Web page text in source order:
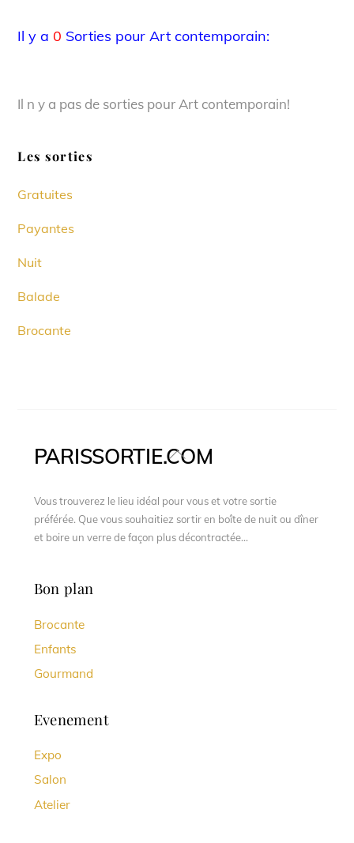
Il y a 0 Sorties pour Art contemporain:
Il n y a pas de sorties pour Art contemporain!
Les sorties
Gratuites
Payantes
Nuit
Balade
Brocante
Back
Top
PARISSORTIE.COM
Vous trouverez le lieu idéal pour vous et votre sortie
préférée. Que vous souhaitiez sortir en boîte de nuit ou dîner
et boire un verre de façon plus décontractée...
Bon plan
Brocante
Enfants
Gourmand
Evenement
Expo
Salon
Atelier